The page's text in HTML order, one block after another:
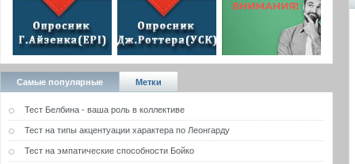
Самые популярные Метки
Тест Белбина - ваша роль в коллективе
Тест на типы акцентуации характера по Леонгарду
Тест на эмпатические способности Бойко